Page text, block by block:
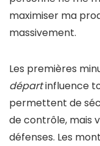
maximiser ma
massivement.
Les premières
départinfluence
permettent de
de contrôle, mais
défenses. Les